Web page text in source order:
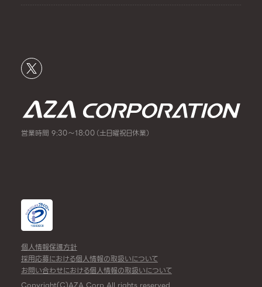
営業時間 9:30～18:00（土日曜祝日休業）
個人情報保護方針
採用応募における個人情報の取扱いについて
お問い合わせにおける個人情報の取扱いについて